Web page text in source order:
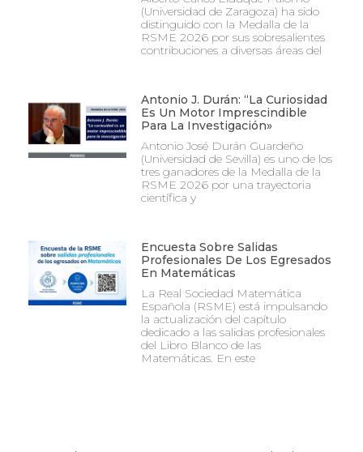
(Universidad de Zaragoza) ha sido
distinguido con la Medalla de la
RSME 2026 por sus sobresalientes
contribuciones a diversas áreas del
Antonio J. Durán: “La Curiosidad
Es Un Motor Imprescindible
Para La Investigación»
Antonio José Durán Guardeño
(Universidad de Sevilla) es uno de los
tres ganadores de la Medalla de la
RSME 2026 por una trayectoria
científica y
Encuesta Sobre Salidas
Profesionales De Los Egresados
En Matemáticas
La Real Sociedad Matemática
Española (RSME) está impulsando
la actualización del capítulo
dedicado a las salidas profesionales
del Libro Blanco de las
Matemáticas. En este